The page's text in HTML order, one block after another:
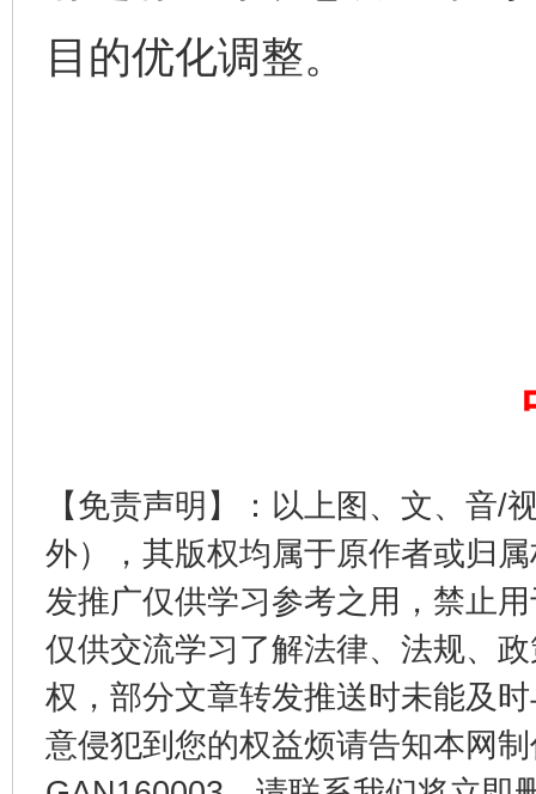
目的优化调整。
【免责声明】：以上图、文、音/
外），其版权均属于原作者或归
发推广仅供学习参考之用，禁止
仅供交流学习了解法律、法规、
权，部分文章转发推送时未能及
意侵犯到您的权益烦请告知本网
东山县通报“牛蛙产品抗生素超标问题” 法